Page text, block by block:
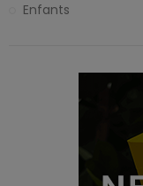
Enfants